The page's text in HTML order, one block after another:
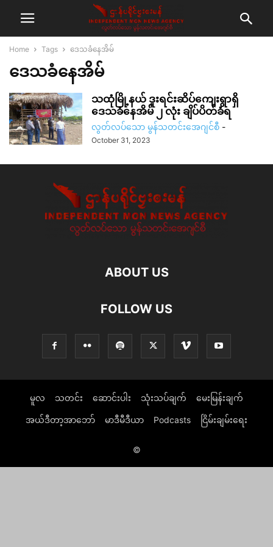
Home Tags ဒေသခံနေအိမ်
ဒေသခံနေအိမ်
သထုံမြို့နယ် ဒူးရင်းဆိပ်ကျေးရွာရှိ
ဒေသခံနေအိမ် ၂ လုံး ချိပ်ပိတ်ခံရ
လွတ်လပ်သော မွန်သတင်းအေဂျင်စီ -
October 31, 2023
ABOUT US
FOLLOW US
မူလ သတင်း ဆောင်းပါး သုံးသပ်ချက် မေးမြန်းချက်
အယ်ဒီတာ့အာဘော် မာဒီမီဒီယာ Podcasts ငြိမ်းချမ်းရေး
©